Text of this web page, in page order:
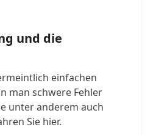
und die
einfachen
man schwere Fehler
unter anderem auch
Sie hier.